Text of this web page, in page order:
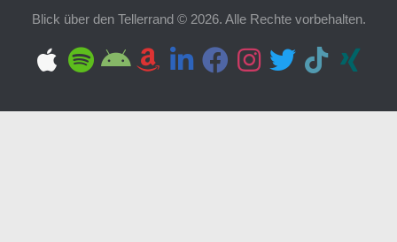
Blick über den Tellerrand © 2026. Alle Rechte vorbehalten.